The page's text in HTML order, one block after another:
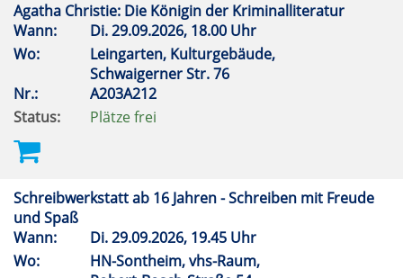
Agatha Christie: Die Königin der Kriminalliteratur
Wann:
Di.29.09.2026, 18.00 Uhr
Wo:
Leingarten, Kulturgebäude,
Schwaigerner Str. 76
Nr.:
A203A212
Status:
Plätze frei
Schreibwerkstatt ab 16 Jahren - Schreiben mit Freude
und Spaß
Wann:
Di.29.09.2026, 19.45 Uhr
Wo:
HN-Sontheim, vhs-Raum,